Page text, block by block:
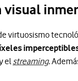
visual
virtuosismo
elstreaming.